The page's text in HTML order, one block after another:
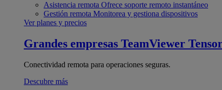
Asistencia remota Ofrece soporte remoto instantáneo
Gestión remota Monitorea y gestiona dispositivos
Ver planes y precios
Grandes empresas TeamViewer Tensor
Conectividad remota para operaciones seguras.
Descubre más